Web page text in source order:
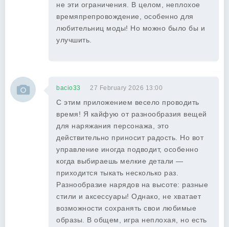
не эти ограничения. В целом, неплохое
времяпрепровождение, особенно для
любительниц моды! Но можно было бы и
улучшить.
bacio33 27 February 2026 13:00
С этим приложением весело проводить
время! Я кайфую от разнообразия вещей
для наряжания персонажа, это
действительно приносит радость. Но вот
управление иногда подводит, особенно
когда выбираешь мелкие детали —
приходится тыкать несколько раз.
Разнообразие нарядов на высоте: разные
стили и аксессуары! Однако, не хватает
возможности сохранять свои любимые
образы. В общем, игра неплохая, но есть